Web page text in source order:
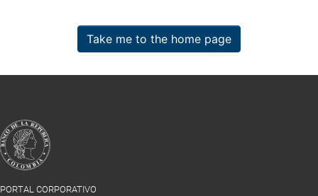
Take me to the home page
PORTAL CORPORATIVO